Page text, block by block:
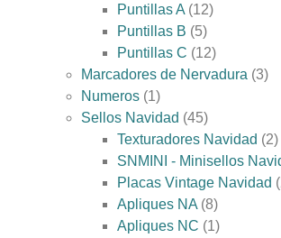
Puntillas A 12
Puntillas B
5
Puntillas C
12
Marcadores de Nervadura 3
Numeros 1
Sellos Navidad
45
Texturadores Navidad
2
SNMINI - Minisellos
Placas Vintage Navidad
Apliques NA 8
Apliques NC
1